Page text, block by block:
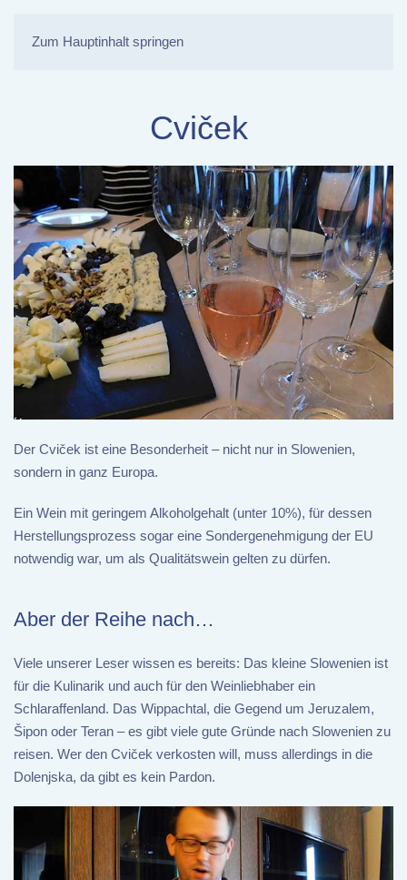
Zum Hauptinhalt springen
Cviček
Der Cviček ist eine Besonderheit – nicht nur in Slowenien,
sondern in ganz Europa.
Ein Wein mit geringem Alkoholgehalt (unter 10%), für dessen
Herstellungsprozess sogar eine Sondergenehmigung der EU
notwendig war, um als Qualitätswein gelten zu dürfen.
Aber der Reihe nach…
Viele unserer Leser wissen es bereits: Das kleine Slowenien ist
für die Kulinarik und auch für den Weinliebhaber ein
Schlaraffenland. Das Wippachtal, die Gegend um Jeruzalem,
Šipon oder Teran – es gibt viele gute Gründe nach Slowenien zu
reisen. Wer den Cviček verkosten will, muss allerdings in die
Dolenjska, da gibt es kein Pardon.